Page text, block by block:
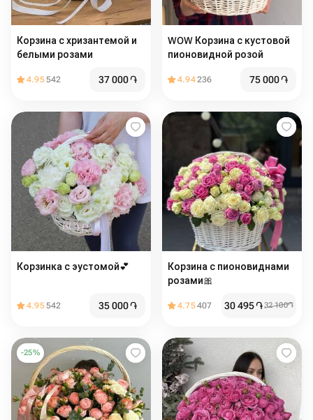
Корзина с хризантемой и
белыми розами
4.95542 37 000֏
WOW Корзина с кустовой
пионовидной розой
4.94236 75 000֏
Корзинка с эустомой💕
4.95542 35 000֏
Корзина с пионовиднами
розами🎀
4.75407 30 495֏32 100֏
-25%